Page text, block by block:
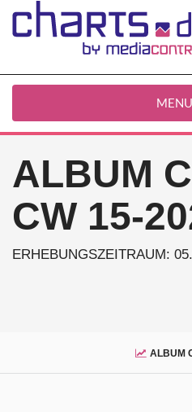
MENU
ALBUM
CW 15-
ERHEBUNGSZEITRAUM:
ALBUM